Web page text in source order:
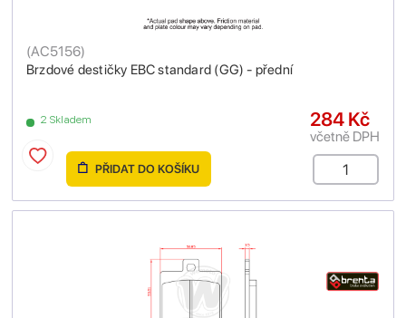
Brzdové destičky EBC standard (GG) - přední
(AC5156)
2 Skladem 284 Kč
včetně DPH
PŘIDAT DO KOŠÍKU